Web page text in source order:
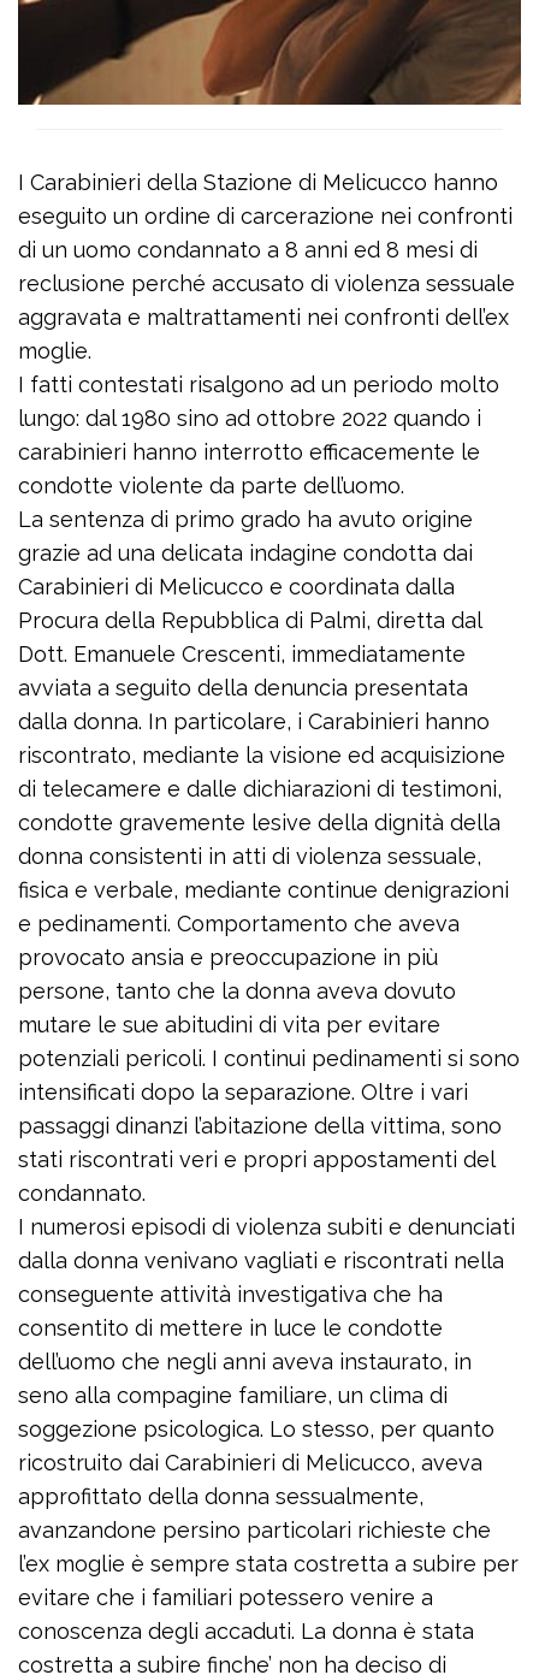
I Carabinieri della Stazione di Melicucco hanno
eseguito un ordine di carcerazione nei confronti
di un uomo condannato a 8 anni ed 8 mesi di
reclusione perché accusato di violenza sessuale
aggravata e maltrattamenti nei confronti dell’ex
moglie.
I fatti contestati risalgono ad un periodo molto
lungo: dal 1980 sino ad ottobre 2022 quando i
carabinieri hanno interrotto efficacemente le
condotte violente da parte dell’uomo.
La sentenza di primo grado ha avuto origine
grazie ad una delicata indagine condotta dai
Carabinieri di Melicucco e coordinata dalla
Procura della Repubblica di Palmi, diretta dal
Dott. Emanuele Crescenti, immediatamente
avviata a seguito della denuncia presentata
dalla donna. In particolare, i Carabinieri hanno
riscontrato, mediante la visione ed acquisizione
di telecamere e dalle dichiarazioni di testimoni,
condotte gravemente lesive della dignità della
donna consistenti in atti di violenza sessuale,
fisica e verbale, mediante continue denigrazioni
e pedinamenti. Comportamento che aveva
provocato ansia e preoccupazione in più
persone, tanto che la donna aveva dovuto
mutare le sue abitudini di vita per evitare
potenziali pericoli. I continui pedinamenti si sono
intensificati dopo la separazione. Oltre i vari
passaggi dinanzi l’abitazione della vittima, sono
stati riscontrati veri e propri appostamenti del
condannato.
I numerosi episodi di violenza subiti e denunciati
dalla donna venivano vagliati e riscontrati nella
conseguente attività investigativa che ha
consentito di mettere in luce le condotte
dell’uomo che negli anni aveva instaurato, in
seno alla compagine familiare, un clima di
soggezione psicologica. Lo stesso, per quanto
ricostruito dai Carabinieri di Melicucco, aveva
approfittato della donna sessualmente,
avanzandone persino particolari richieste che
l’ex moglie è sempre stata costretta a subire per
evitare che i familiari potessero venire a
conoscenza degli accaduti. La donna è stata
costretta a subire finche’ non ha deciso di